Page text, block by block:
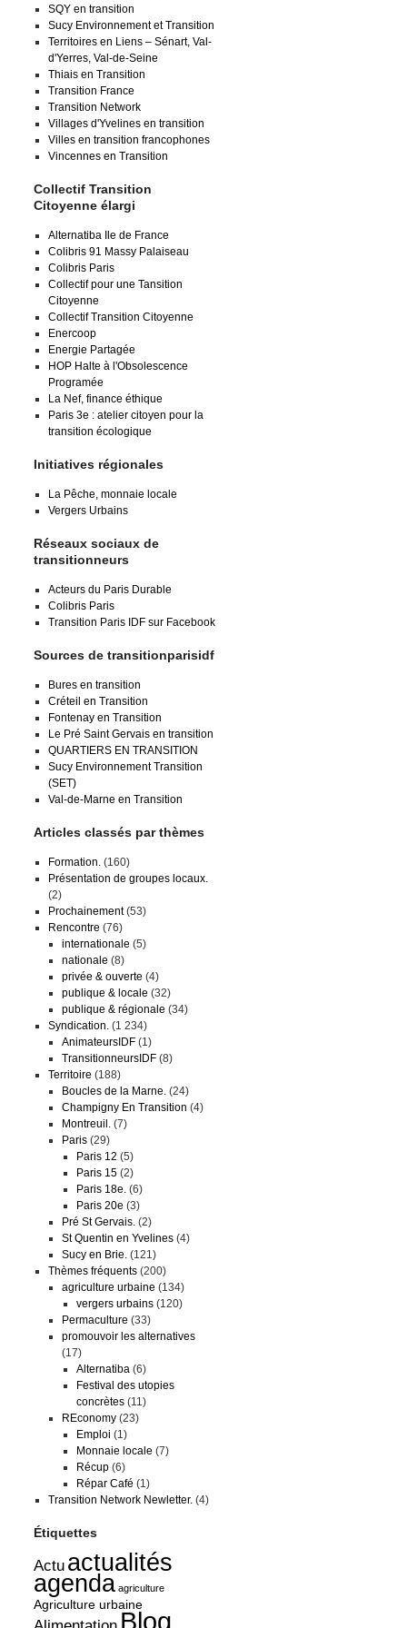
SQY en transition
Sucy Environnement et Transition
Territoires en Liens – Sénart, Val-
d'Yerres, Val-de-Seine
Thiais en Transition
Transition France
Transition Network
Villages d'Yvelines en transition
Villes en transition francophones
Vincennes en Transition
Collectif Transition
Citoyenne élargi
Alternatiba Ile de France
Colibris 91 Massy Palaiseau
Colibris Paris
Collectif pour une Tansition
Citoyenne
Collectif Transition Citoyenne
Enercoop
Energie Partagée
HOP Halte à l'Obsolescence
Programée
La Nef, finance éthique
Paris 3e : atelier citoyen pour la
transition écologique
Initiatives régionales
La Pêche, monnaie locale
Vergers Urbains
Réseaux sociaux de
transitionneurs
Acteurs du Paris Durable
Colibris Paris
Transition Paris IDF sur Facebook
Sources de transitionparisidf
Bures en transition
Créteil en Transition
Fontenay en Transition
Le Pré Saint Gervais en transition
QUARTIERS EN TRANSITION
Sucy Environnement Transition
(SET)
Val-de-Marne en Transition
Articles classés par thèmes
Formation.(160)
Présentation de groupes locaux.
(2)
Prochainement(53)
Rencontre (76)
internationale (5)
nationale (8)
privée & ouverte (4)
publique & locale (32)
publique & régionale (34)
Syndication.(1 234)
AnimateursIDF (1)
TransitionneursIDF (8)
Territoire (188)
Boucles de la Marne. (24)
Champigny En Transition (4)
Montreuil. (7)
Paris (29)
Paris 12 (5)
Paris 15(2)
Paris 18e.(6)
Paris 20e (3)
Pré St Gervais. (2)
St Quentin en Yvelines (4)
Sucy en Brie. (121)
Thèmes fréquents(200)
agriculture urbaine (134)
vergers urbains(120)
Permaculture (33)
promouvoir les alternatives
(17)
Alternatiba(6)
Festival des utopies
concrètes(11)
REconomy (23)
Emploi (1)
Monnaie locale (7)
Récup(6)
Répar Café (1)
Transition Network Newletter.(4)
Étiquettes
Actu actualités
agenda agriculture
Agriculture urbaine
Blog